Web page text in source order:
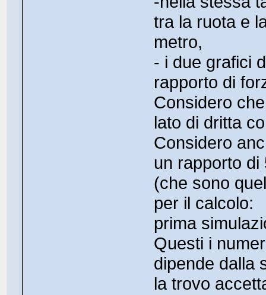
tra la ruota e
metro,
- i due grafici
rapporto di
Considero
lato di dritta
Considero
un rapporto di
(che sono
per il calcolo:
prima
Questi i
dipende dalla
la trovo